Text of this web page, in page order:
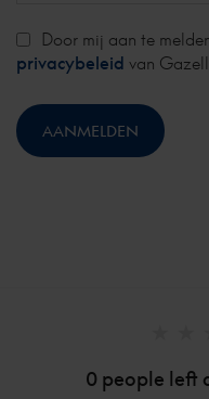
0 people left
Door mij aan te
privacybeleid van